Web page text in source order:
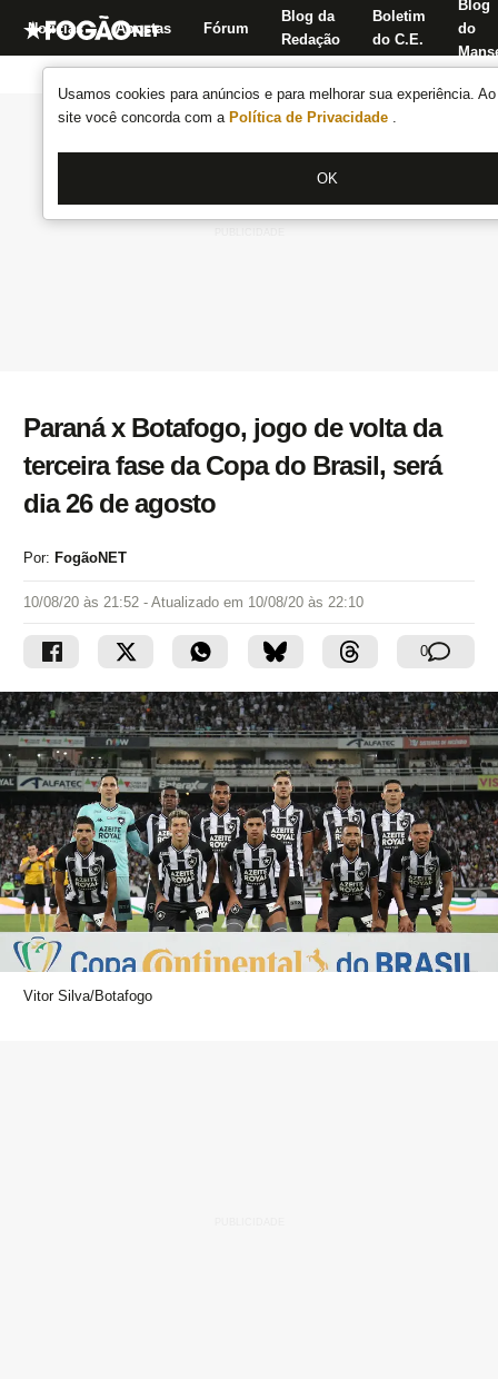
Usamos cookies para anúncios e para melhorar sua experiência.
site você concorda com a Política de Privacidade .
OK
Notícias Apostas Fórum
Blog da
Redação
Boletim
do C.E.
Blog
do
Paraná x Botafogo, jogo de volta da
terceira fase da Copa do Brasil, será
dia 26 de agosto
Por: FogãoNET
10/08/20 às 21:52 - Atualizado em 10/08/20 às 22:10
0
Vitor Silva/Botafogo